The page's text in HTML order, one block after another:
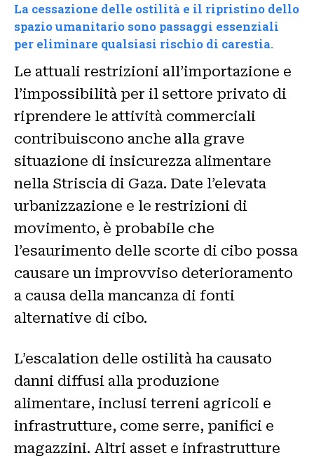
La cessazione delle ostilità e il ripristino dello
spazio umanitario sono passaggi essenziali
per eliminare qualsiasi rischio di carestia.
Le attuali restrizioni all’importazione e
l’impossibilità per il settore privato di
riprendere le attività commerciali
contribuiscono anche alla grave
situazione di insicurezza alimentare
nella Striscia di Gaza. Date l’elevata
urbanizzazione e le restrizioni di
movimento, è probabile che
l’esaurimento delle scorte di cibo possa
causare un improvviso deterioramento
a causa della mancanza di fonti
alternative di cibo.
L’escalation delle ostilità ha causato
danni diffusi alla produzione
alimentare, inclusi terreni agricoli e
infrastrutture, come serre, panifici e
magazzini. Altri asset e infrastrutture